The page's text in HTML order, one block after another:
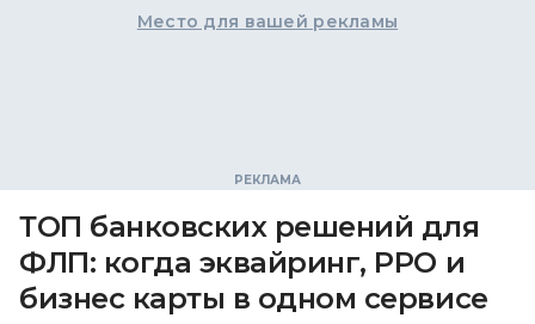
Место для вашей рекламы
ТОП банковских решений для
ФЛП: когда эквайринг, РРО и
бизнес карты в одном сервисе